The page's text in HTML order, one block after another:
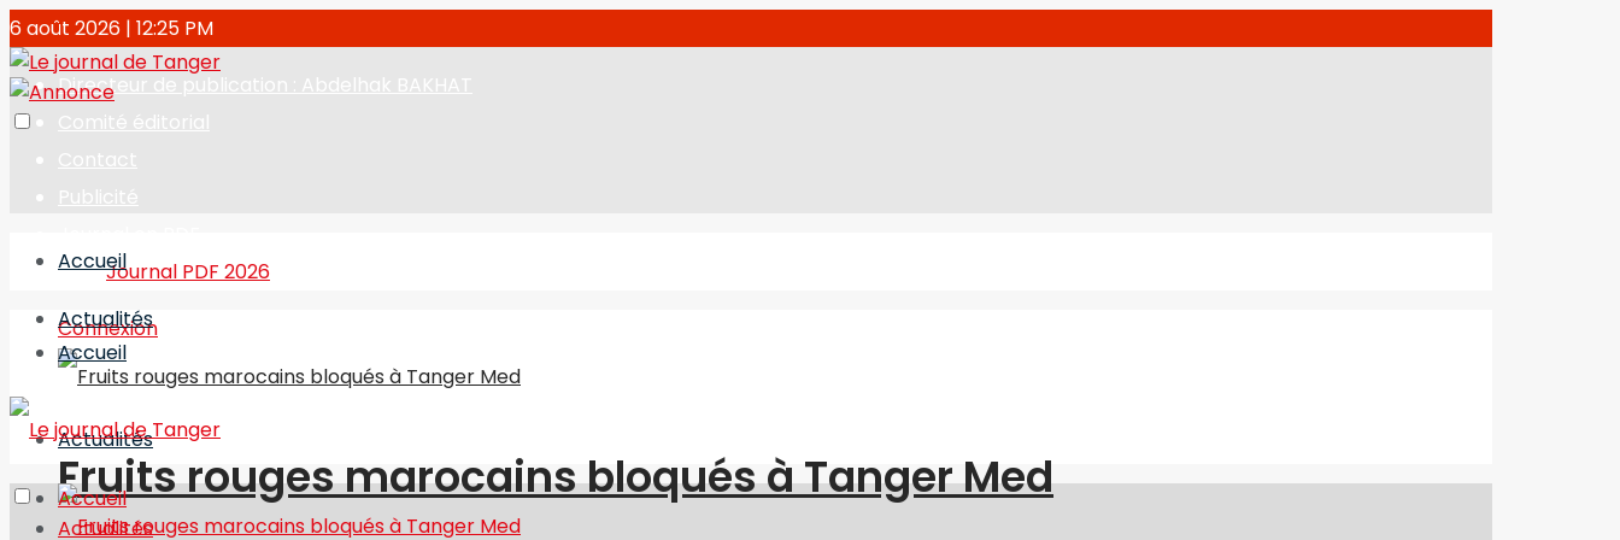
6 août 2026 | 12:25 PM
Directeur de publication : Abdelhak BAKHAT
Comité éditorial
Contact
Publicité
Journal PDF 2026
Connexion
Accueil
Actualités
Fruits rouges marocains bloqués à Tanger Med
Accueil
Actualités
Accueil
Actualités